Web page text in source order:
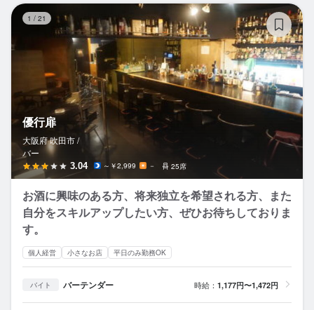
1 / 21
優行扉
大阪府 吹田市 /
バー
3.04 ～￥2,999 － 25席
お酒に興味のある方、将来独立を希望される方、また
自分をスキルアップしたい方、ぜひお待ちしておりま
す。
個人経営 小さなお店 平日のみ勤務OK
バイト バーテンダー 時給： 1,177円〜1,472円